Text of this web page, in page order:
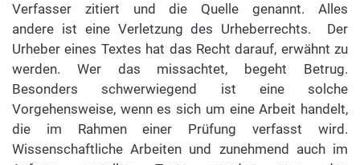
Verfasser zitiert und die Quelle genannt. Alles
andere ist eine Verletzung des Urheberrechts. Der
Urheber eines Textes hat das Recht darauf, erwähnt zu
werden. Wer das missachtet, begeht Betrug.
Besonders schwerwiegend ist eine solche
Vorgehensweise, wenn es sich um eine Arbeit handelt,
die im Rahmen einer Prüfung verfasst wird.
Wissenschaftliche Arbeiten und zunehmend auch im